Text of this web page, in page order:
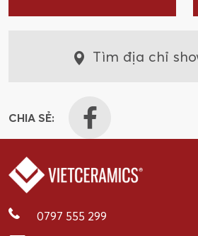
Tìm địa chỉ
CHIA SẺ:
0797 555 299